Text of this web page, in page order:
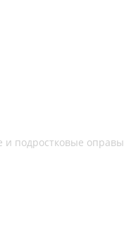
и подростковые оправы